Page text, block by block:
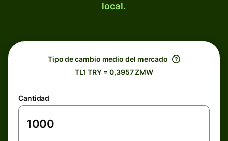
local.
Tipo de cambio medio del mercado
TL1 TRY = 0,3957 ZMW
Cantidad